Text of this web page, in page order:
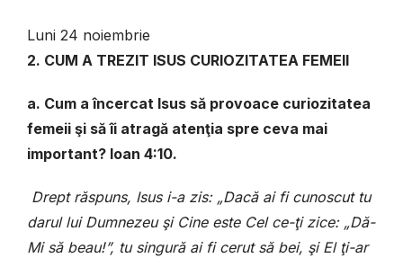
Luni 24 noiembrie
2. CUM A TREZIT ISUS CURIOZITATEA FEMEII
a. Cum a încercat Isus să provoace curiozitatea
femeii şi să îi atragă atenţia spre ceva mai
important? Ioan 4:10.
Drept răspuns, Isus i-a zis: „Dacă ai fi cunoscut tu
darul lui Dumnezeu şi Cine este Cel ce-ţi zice: „Dă-
Mi să beau!”, tu singură ai fi cerut să bei, şi El ţi-ar